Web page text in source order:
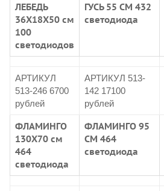
ЛЕБЕДЬ
36Х18Х50 см
100
светодиодов
ГУСЬ 55 СМ 432
светодиода
АРТИКУЛ
513-246 6700
рублей
АРТИКУЛ 513-
142 17100
рублей
ФЛАМИНГО
130Х70 см
464
светодиода
ФЛАМИНГО 95
СМ 464
светодиода